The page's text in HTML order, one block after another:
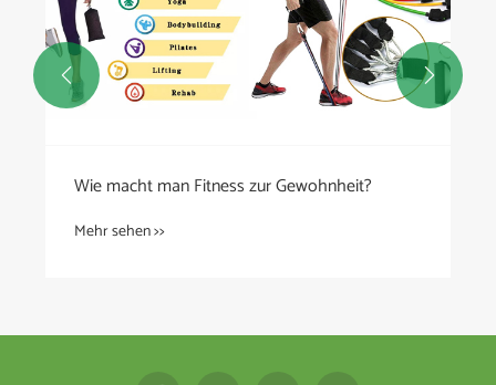
Wie macht man Fitness zur Gewohnheit?
Mehr sehen >>
 